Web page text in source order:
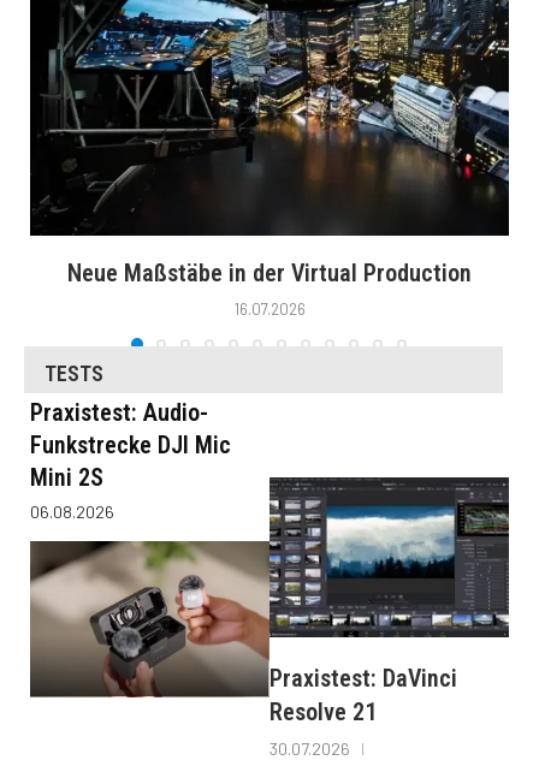
Neue Maßstäbe in der Virtual Production
16.07.2026
TESTS
Praxistest: Audio-
Funkstrecke DJI Mic
Mini 2S
06.08.2026
Praxistest: DaVinci
Resolve 21
30.07.2026